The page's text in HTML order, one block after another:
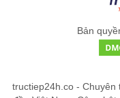
Bản
tructiep24h.co - Chuyên